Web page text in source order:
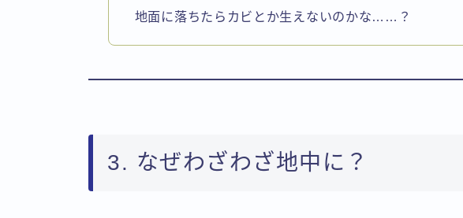
地面に落ちたらカビとか生えないのかな……？
3. なぜわざわざ地中に？